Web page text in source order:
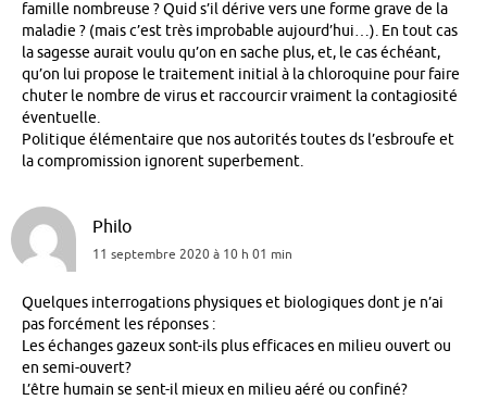
famille nombreuse ? Quid s’il dérive vers une forme grave de la
maladie ? (mais c’est très improbable aujourd’hui…). En tout cas
la sagesse aurait voulu qu’on en sache plus, et, le cas échéant,
qu’on lui propose le traitement initial à la chloroquine pour faire
chuter le nombre de virus et raccourcir vraiment la contagiosité
éventuelle.
Politique élémentaire que nos autorités toutes ds l’esbroufe et
la compromission ignorent superbement.
Philo
11 septembre 2020 à 10 h 01 min
Quelques interrogations physiques et biologiques dont je n’ai
pas forcément les réponses :
Les échanges gazeux sont-ils plus efficaces en milieu ouvert ou
en semi-ouvert?
L’être humain se sent-il mieux en milieu aéré ou confiné?